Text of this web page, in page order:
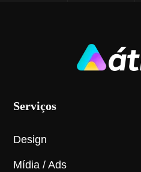
Serviços
Design
Mídia / Ads